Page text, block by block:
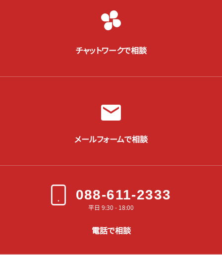
チャットワークで相談
メールフォームで相談
088-611-2333
平日 9:30 - 18:00
電話で相談